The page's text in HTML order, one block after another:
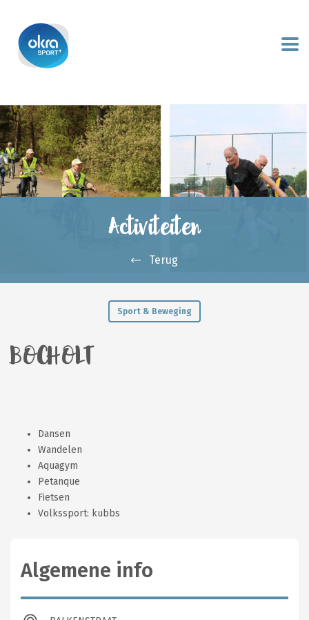
Activiteiten
Terug
Sport & Beweging
BOCHOLT
Dansen
Wandelen
Aquagym
Petanque
Fietsen
Volkssport: kubbs
Algemene info